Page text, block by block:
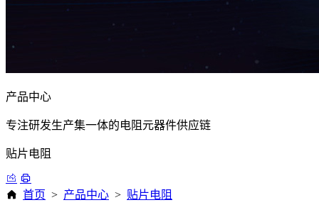
产品中心
专注研发生产集一体的电阻元器件供应链
贴片电阻
首页 > 产品中心 > 贴片电阻